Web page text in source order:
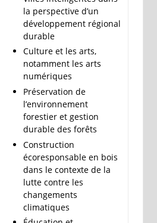
la perspective d’un
développement régional
durable
Culture et les arts,
notamment les arts
numériques
Préservation de
l’environnement
forestier et gestion
durable des forêts
Construction
écoresponsable en bois
dans le contexte de la
lutte contre les
changements
climatiques